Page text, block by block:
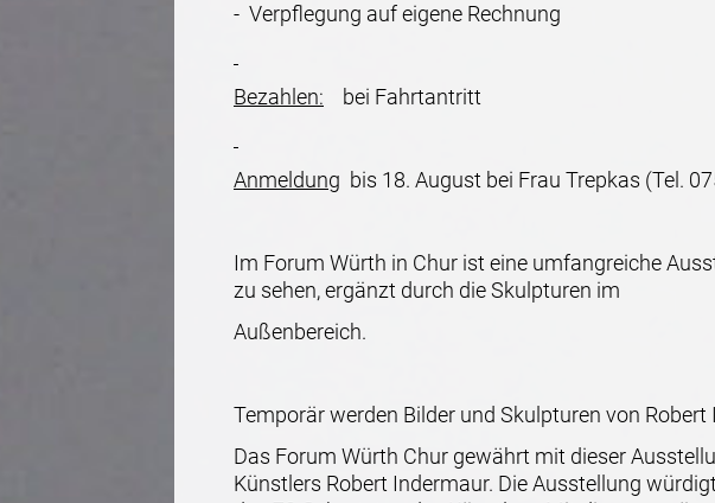
- Verpflegung auf eigene Rechnung
Bezahlen: bei Fahrtantritt
Anmeldung bis 18. August bei Frau Trepkas (Tel.
Im Forum Würth in Chur ist eine umfangreiche
zu sehen, ergänzt durch die Skulpturen im
Außenbereich.
Temporär werden Bilder und Skulpturen von
Das Forum Würth Chur gewährt mit dieser
Künstlers Robert Indermaur. Die Ausstellung